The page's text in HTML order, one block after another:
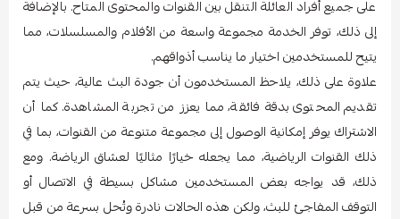
على جميع أفراد العائلة التنقل بين القنوات والمحتوى المتاح. بالإضافة
إلى ذلك، توفر الخدمة مجموعة واسعة من الأفلام والمسلسلات، مما
يتيح للمستخدمين اختيار ما يناسب أذواقهم.
علاوة على ذلك، يلاحظ المستخدمون أن جودة البث عالية، حيث يتم
تقديم المحتوى بدقة فائقة، مما يعزز من تجربة المشاهدة. كما أن
الاشتراك يوفر إمكانية الوصول إلى مجموعة متنوعة من القنوات، بما في
ذلك القنوات الرياضية، مما يجعله خيارًا مثاليًا لعشاق الرياضة. ومع
ذلك، قد يواجه بعض المستخدمين مشاكل بسيطة في الاتصال أو
التوقف المفاجئ للبث، ولكن هذه الحالات نادرة وتُحل بسرعة من قبل